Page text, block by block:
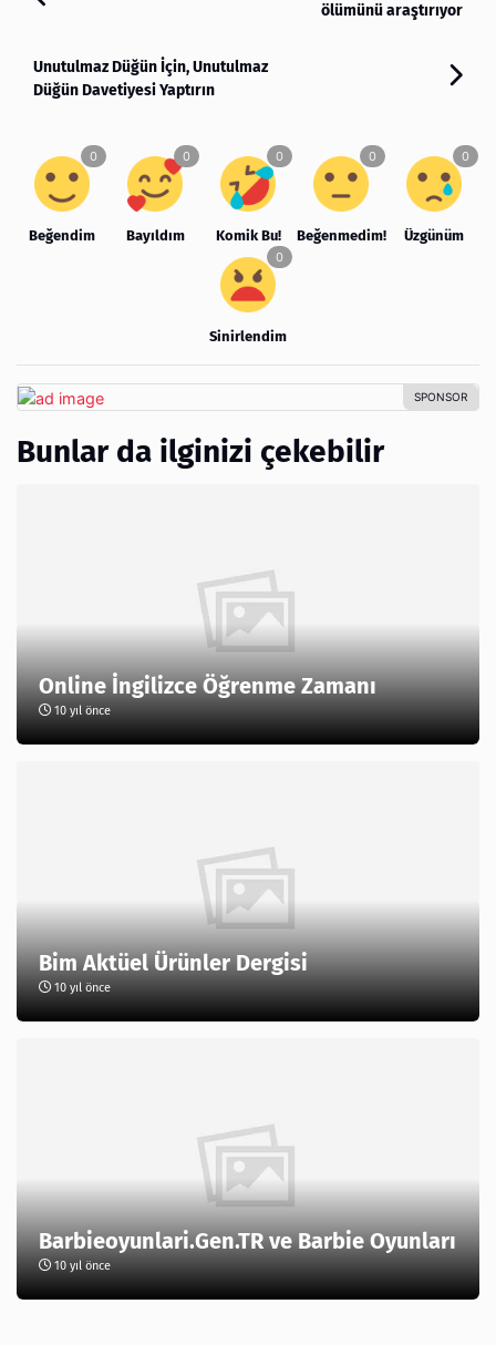
ölümünü araştırıyor
Unutulmaz Düğün İçin, Unutulmaz
Düğün Davetiyesi Yaptırın
Beğendim Bayıldım Komik Bu! Beğenmedim! Üzgünüm
Sinirlendim
Bunlar da ilginizi çekebilir
Online İngilizce Öğrenme Zamanı
10 yıl önce
Bim Aktüel Ürünler Dergisi
10 yıl önce
Barbieoyunlari.Gen.TR ve Barbie Oyunları
10 yıl önce